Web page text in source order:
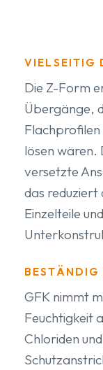
VIELSEITIG
Die Z-Form
Übergänge,
lösen wären.
versetzte
das reduziert
Einzelteile
BESTÄNDIG
GFK nimmt
Feuchtigkeit
Chloriden